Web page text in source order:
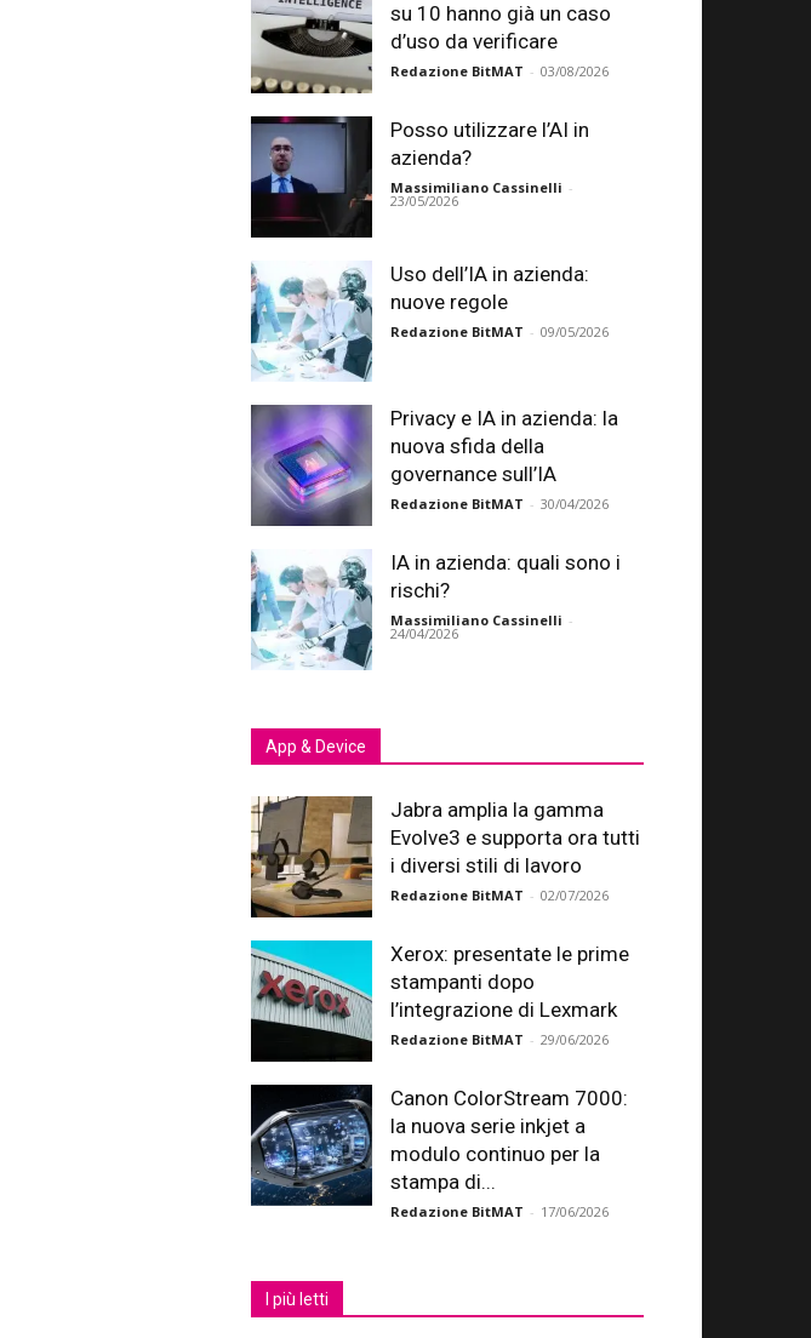
su 10 hanno già un caso
d’uso da verificare
Redazione BitMAT - 03/08/2026
Posso utilizzare l’AI in
azienda?
Massimiliano Cassinelli -
23/05/2026
Uso dell’IA in azienda:
nuove regole
Redazione BitMAT - 09/05/2026
Privacy e IA in azienda: la
nuova sfida della
governance sull’IA
Redazione BitMAT - 30/04/2026
IA in azienda: quali sono i
rischi?
Massimiliano Cassinelli -
24/04/2026
App & Device
Jabra amplia la gamma
Evolve3 e supporta ora tutti
i diversi stili di lavoro
Redazione BitMAT - 02/07/2026
Xerox: presentate le prime
stampanti dopo
l’integrazione di Lexmark
Redazione BitMAT - 29/06/2026
Canon ColorStream 7000:
la nuova serie inkjet a
modulo continuo per la
stampa di...
Redazione BitMAT - 17/06/2026
I più letti